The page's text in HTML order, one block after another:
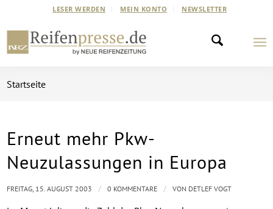
LESER WERDEN MEIN KONTO NEWSLETTER
Startseite
Erneut mehr Pkw-
Neuzulassungen in Europa
FREITAG, 15. AUGUST 2003 / 0 KOMMENTARE / VON DETLEF VOGT